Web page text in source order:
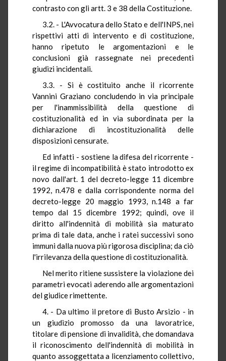
contrasto con gli artt. 3 e 38 della Costituzione.
3.2. - L'Avvocatura dello Stato e dell'INPS, nei
rispettivi atti di intervento e di costituzione,
hanno ripetuto le argomentazioni e le
conclusioni già rassegnate nei precedenti
giudizi incidentali.
3.3. - Si è costituito anche il ricorrente
Vannini Graziano concludendo in via principale
per l'inammissibilità della questione di
costituzionalità ed in via subordinata per la
dichiarazione di incostituzionalità delle
disposizioni censurate.
Ed infatti - sostiene la difesa del ricorrente -
il regime di incompatibilità è stato introdotto ex
novo dall'art. 1 del decreto-legge 11 dicembre
1992, n.478 e dalla corrispondente norma del
decreto-legge 20 maggio 1993, n.148 a far
tempo dal 15 dicembre 1992; quindi, ove il
diritto all'indennità di mobilità sia maturato
prima di tale data, anche i ratei successivi sono
immuni dalla nuova più rigorosa disciplina; da ciò
l'irrilevanza della questione di costituzionalità.
Nel merito ritiene sussistere la violazione dei
parametri evocati aderendo alle argomentazioni
del giudice rimettente.
4. - Da ultimo il pretore di Busto Arsizio - in
un giudizio promosso da una lavoratrice,
titolare di pensione di invalidità, che domandava
il riconoscimento dell'indennità di mobilità in
quanto assoggettata a licenziamento collettivo,